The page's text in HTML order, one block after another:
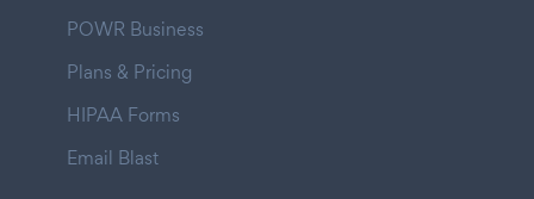
POWR Business
Plans & Pricing
HIPAA Forms
Email Blast